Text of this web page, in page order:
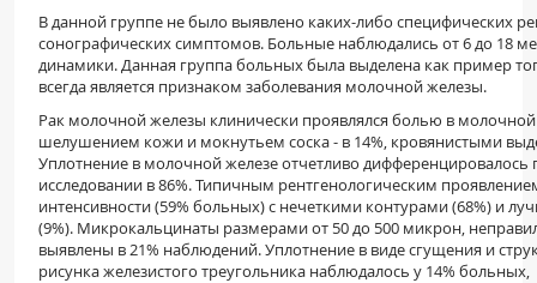
В данной группе не было выявлено каких-либо специфических
сонографических симптомов. Больные наблюдались от 6 до 18
динамики. Данная группа больных была выделена как пример
всегда является признаком заболевания молочной железы.
Рак молочной железы клинически проявлялся болью в молочной
шелушением кожи и мокнутьем соска - в 14%, кровянистыми
Уплотнение в молочной железе отчетливо дифференцировалось
исследовании в 86%. Типичным рентгенологическим
интенсивности (59% больных) с нечеткими контурами (68%) и
(9%). Микрокальцинаты размерами от 50 до 500 микрон,
выявлены в 21% наблюдений. Уплотнение в виде сгущения и
рисунка железистого треугольника наблюдалось у 14% больных,